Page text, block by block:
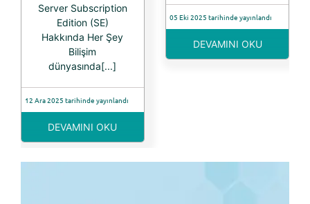
Server Subscription
Edition (SE)
Hakkında Her Şey
Bilişim
dünyasında[...]
12 Ara 2025 tarihinde yayınlandı
DEVAMINI OKU
05 Eki 2025 tarihinde yayınlandı
DEVAMINI OKU